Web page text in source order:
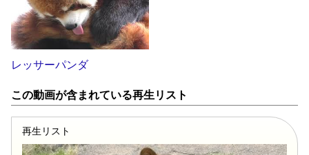
レッサーパンダ
この動画が含まれている再生リスト
再生リスト